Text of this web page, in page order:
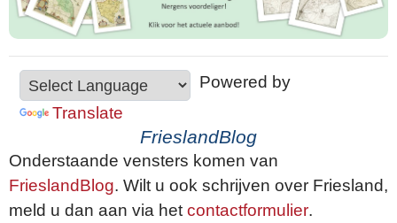
Powered by
Translate
FrieslandBlog
Onderstaande vensters komen van
FrieslandBlog. Wilt u ook schrijven over Friesland,
meld u dan aan via het contactformulier.